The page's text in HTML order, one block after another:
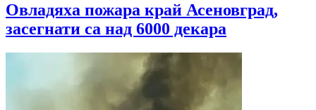
Овладяха пожара край Асеновград,
засегнати са над 6000 декара